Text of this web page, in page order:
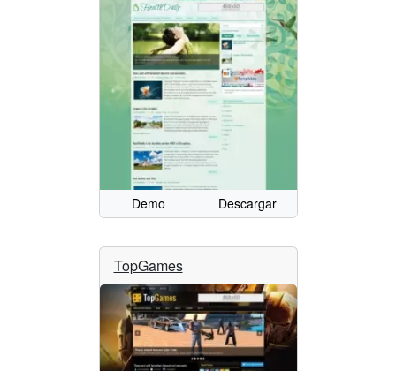
Demo Descargar
TopGames